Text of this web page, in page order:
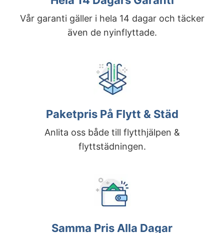
Vår garanti gäller i hela 14 dagar och täcker
även de nyinflyttade.
Paketpris På Flytt & Städ
Anlita oss både till flytthjälpen &
flyttstädningen.
Samma Pris Alla Dagar